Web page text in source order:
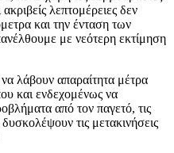
λεπτομέρειες δεν
και την ένταση των
με νεότερη εκτίμηση
λάβουν απαραίτητα μέτρα
και ενδεχομένως να
από τον παγετό, τις
τις μετακινήσεις